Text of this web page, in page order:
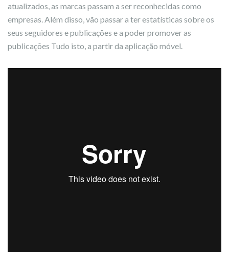
atualizados, as marcas passam a ser reconhecidas como
empresas. Além disso, vão passar a ter estatísticas sobre os
seus seguidores e publicações e a poder promover as
publicações Tudo isto, a partir da aplicação móvel.